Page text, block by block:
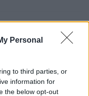
Personal
to third parties, or
information for
the below opt-out
ago
προδιαγραφών του
ago